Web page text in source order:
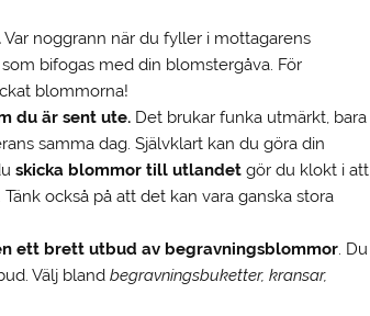
Var noggrann när du fyller i mottagarens
bifogas med din blomstergåva. För
blommorna!
du är sent ute. Det brukar funka utmärkt, bara
samma dag. Självklart kan du göra din
skicka blommor till utlandet gör du klokt i att
också på att det kan vara ganska stora
ett brett utbud av begravningsblommor. Du
Välj blandbegravningsbuketter, kransar,